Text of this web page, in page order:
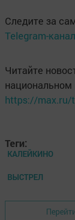
Следите за
Telegram-
Читайте
https://max.ru/
Теги:
КАЛЕЙКИНО
ВЫСТРЕЛ